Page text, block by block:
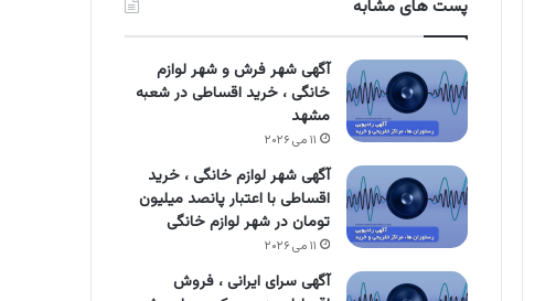
پست های مشابه
آگهی شهر فرش و شهر لوازم
خانگی ، خرید اقساطی در شعبه
مشهد
۱۱ می ۲۰۲۶
آگهی شهر لوازم خانگی ، خرید
اقساطی با اعتبار پانصد میلیون
تومان در شهر لوازم خانگی
۱۱ می ۲۰۲۶
آگهی سرای ایرانی ، فروش